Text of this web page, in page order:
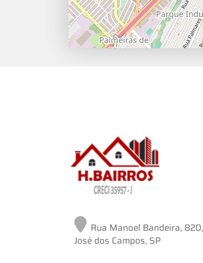
Rua Manoel Bandeira,
José dos Campos, SP